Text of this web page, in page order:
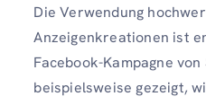
Die Verwendung
Anzeigenkreationen ist
Facebook-Kampagne
beispielsweise gezeigt,